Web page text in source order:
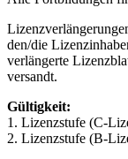
den/die
verlängerte
versandt.
Gültigkeit:
1. Lizenzstufe (C-
2. Lizenzstufe (B-